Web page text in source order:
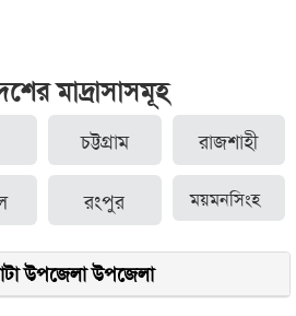
মাদ্রাসাসমূহ
চট্টগ্রাম রাজশাহী
রংপুর ময়মনসিংহ
উপজেলা উপজেলা